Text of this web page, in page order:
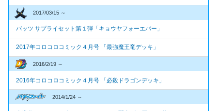
2017/03/15 ～
バッツ サプライセット第１弾「キョウヤフォーエバー」
2017年コロコロコミック４月号 「最強魔王竜デッキ」
2016/2/19 ～
2016年コロコロコミック４月号 「必殺ドラゴンデッキ」
2014/1/24 ～